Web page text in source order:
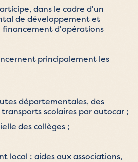
dans le cadre d'un
de développement et
d'opérations
principalement les
départementales, des
scolaires par autocar ;
des collèges ;
local : aides aux associations,